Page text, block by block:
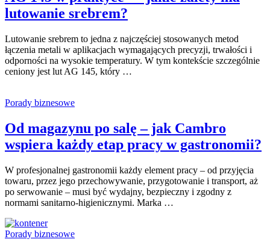
lutowanie srebrem?
Lutowanie srebrem to jedna z najczęściej stosowanych metod
łączenia metali w aplikacjach wymagających precyzji, trwałości i
odporności na wysokie temperatury. W tym kontekście szczególnie
ceniony jest lut AG 145, który …
Porady biznesowe
Od magazynu po salę – jak Cambro
wspiera każdy etap pracy w gastronomii?
W profesjonalnej gastronomii każdy element pracy – od przyjęcia
towaru, przez jego przechowywanie, przygotowanie i transport, aż
po serwowanie – musi być wydajny, bezpieczny i zgodny z
normami sanitarno-higienicznymi. Marka …
Porady biznesowe